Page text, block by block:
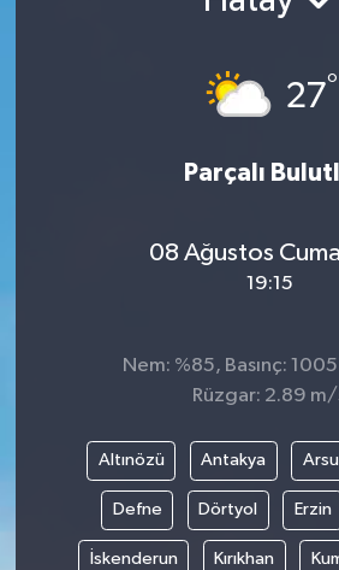
27°
Parçalı
08 Ağustos
19:15
Nem: %85, Basınç:
Rüzgar: 2.89
Altınözü Antakya
Defne Dörtyol Erzin
İskenderun Kırıkhan